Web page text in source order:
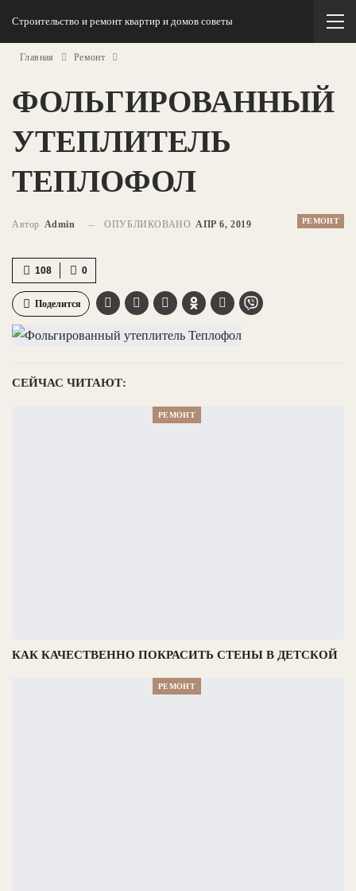
Строительство и ремонт квартир и домов советы
Главная Ремонт
ФОЛЬГИРОВАННЫЙ
УТЕПЛИТЕЛЬ
ТЕПЛОФОЛ
РЕМОНТ
Автор Admin ОПУБЛИКОВАНО АПР 6, 2019
0
108
Поделится
СЕЙЧАС ЧИТАЮТ:
РЕМОНТ
КАК КАЧЕСТВЕННО ПОКРАСИТЬ СТЕНЫ В ДЕТСКОЙ
РЕМОНТ